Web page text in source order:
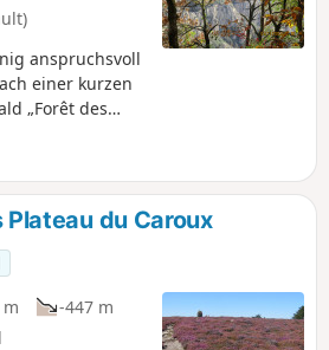
anspruchsvoll
einer kurzen
„Forêt des
diese
um die Serre de
einen Weg, der
verwandelt, der
die
Colombières
bietet.
Plateau du Caroux
m
-447 m